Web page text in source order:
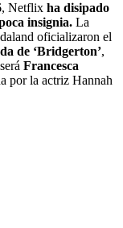
Netflix ha disipado
insignia. La
oficializaron el
de ‘Bridgerton’,
Francesca
por la actriz Hannah